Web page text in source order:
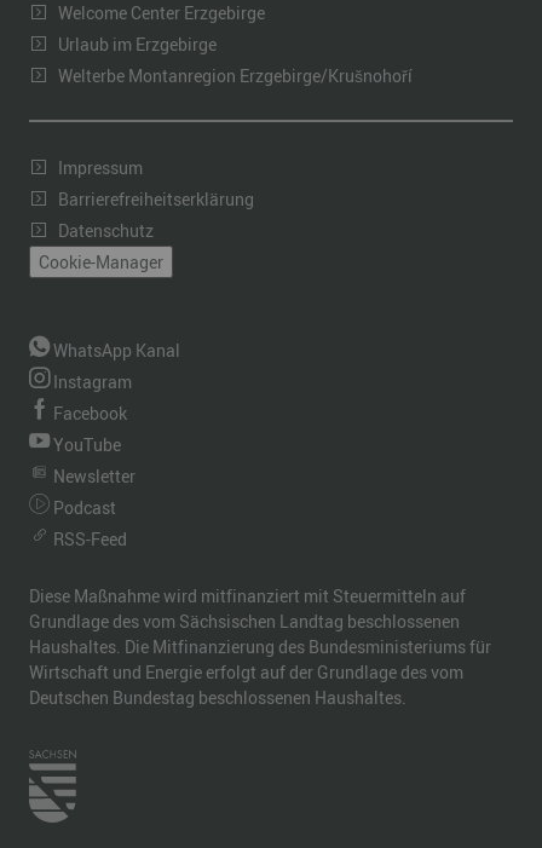
Welcome Center Erzgebirge
Urlaub im Erzgebirge
Welterbe Montanregion Erzgebirge/Krušnohoří
Impressum
Barrierefreiheitserklärung
Datenschutz
Cookie-Manager
WhatsApp Kanal
Instagram
Facebook
YouTube
Newsletter
Podcast
RSS-Feed
Diese Maßnahme wird mitfinanziert mit Steuermitteln auf
Grundlage des vom Sächsischen Landtag beschlossenen
Haushaltes. Die Mitfinanzierung des Bundesministeriums für
Wirtschaft und Energie erfolgt auf der Grundlage des vom
Deutschen Bundestag beschlossenen Haushaltes.